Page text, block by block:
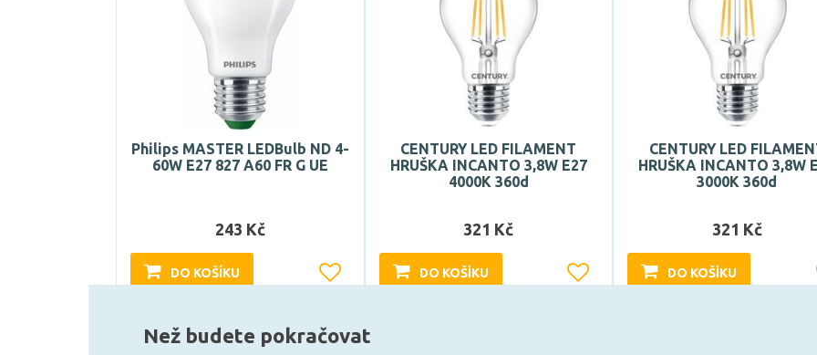
Philips MASTER LEDBulb ND 4-
60W E27 827 A60 FR G UE
243 Kč
DO KOŠÍKU
CENTURY LED FILAMENT
HRUŠKA INCANTO 3,8W E27
4000K 360d
321 Kč
DO KOŠÍKU
CENTURY LED
HRUŠKA INCANTO 3,8W
3000K 360d
321 Kč
DO KOŠÍKU
Než budete pokračovat